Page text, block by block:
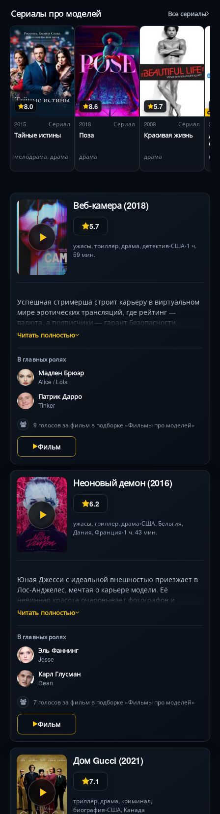
Сериалы про моделей Все сериалы
8.0
2015 Сериал
Тайные истины
мелодрама, драма
8.6
2018 Сериал
Поза
драма
5.7
2009 Сериал
Красивая жизнь
драма
2017
Веб-камера (2018)
5.7
ужасы, триллер, драма, детектив•США•1 ч.
59 мин.
Успешная стримерша строит карьеру в виртуальном
мире эротических трансляций, где рейтинг —
валюта, а подписчики — гарант безопасности.
Однажды её аккаунт захватывает идеальная
Пытаясь раскрыть загадку двойника, героиня
погружается в пугающий лабиринт технологических
сбоев, где граница между онлайн-личностью и
истинным «я» стирается. Маделин Брювер создаёт
харизматичный образ женщины на грани
Голдхабер мастерски нагнетает климу, исследуя цену
цифровой идентичности. Фильм держит в
напряжении до финальных титров, оставляя зрителя
с тревожным вопросом: кто контролирует наше
отражение в сети?
Читать полностью
В главных ролях
Мадлен Брюэр
Alice / Lola
Патрик Дарро
Tinker
9 голосов за фильм в подборке «Фильмы про моделей»
Фильм
Неоновый демон (2016)
6.2
ужасы, триллер, драма•США, Бельгия,
Дания, Франция•1 ч. 43 мин.
Юная Джесси с идеальной внешностью приезжает в
Лос-Анджелес, мечтая о карьере модели. Её
невинная красота очаровывает фотографов и
дизайнеров, но вызывает яростную зависть у
стробоскопами и одиноких ночей в дешёвом мотеле,
где даже пума становится соседом, Джесси осознаёт:
здесь её обаяние — опасный магнит. Визажистка
Руби предлагает дружбу, начинающий фотограф Дин
пытается защитить, а циничный владелец мотеля
в мире, где красота — валюта, а молодость
притягивает хищников. Под пульсирующий
электронный саундтрек Клиффа Мартинеса
разворачивается визуально ослепительная, но
леденящая душу история о нарциссизме и цене
совершенства.
Читать полностью
В главных ролях
Эль Фаннинг
Jesse
Карл Глусман
Dean
7 голосов за фильм в подборке «Фильмы про моделей»
Фильм
Дом Gucci (2021)
7.1
триллер, драма, криминал,
биография•США, Канада